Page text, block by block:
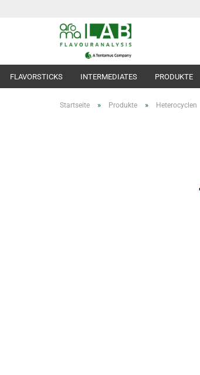
FLAVORSTICKS INTERMEDIATES PRODUKTE
Startseite » Produkte » Heterocyclen